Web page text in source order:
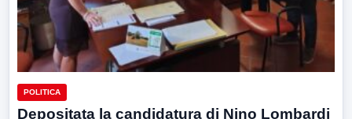
POLITICA
Depositata la candidatura di Nino Lombardi